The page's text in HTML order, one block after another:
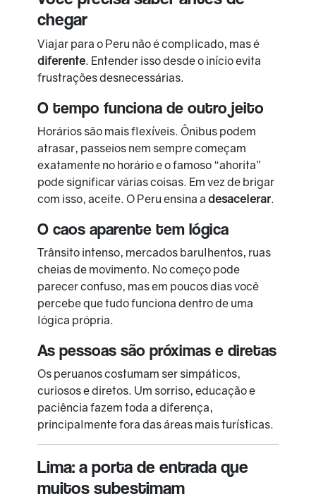
chegar
Viajar para o Peru não é complicado, mas é
diferente. Entender isso desde o início evita
frustrações desnecessárias.
O tempo funciona de outro jeito
Horários são mais flexíveis. Ônibus podem
atrasar, passeios nem sempre começam
exatamente no horário e o famoso “ahorita”
pode significar várias coisas. Em vez de brigar
com isso, aceite. O Peru ensina a desacelerar.
O caos aparente tem lógica
Trânsito intenso, mercados barulhentos, ruas
cheias de movimento. No começo pode
parecer confuso, mas em poucos dias você
percebe que tudo funciona dentro de uma
lógica própria.
As pessoas são próximas e diretas
Os peruanos costumam ser simpáticos,
curiosos e diretos. Um sorriso, educação e
paciência fazem toda a diferença,
principalmente fora das áreas mais turísticas.
Lima: a porta de entrada que
muitos subestimam